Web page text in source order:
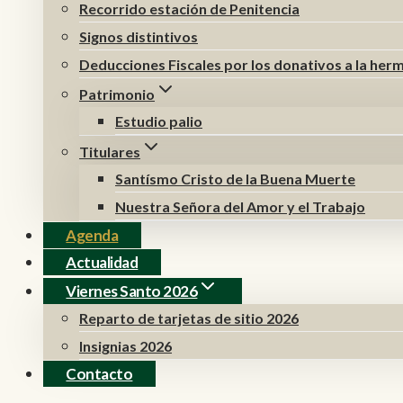
Recorrido estación de Penitencia
Signos distintivos
Deducciones Fiscales por los donativos a la
Patrimonio
Estudio palio
Titulares
Santísmo Cristo de la Buena Muerte
Nuestra Señora del Amor y el Trabajo
Agenda
Actualidad
Viernes Santo 2026
Reparto de tarjetas de sitio 2026
Insignias 2026
Contacto